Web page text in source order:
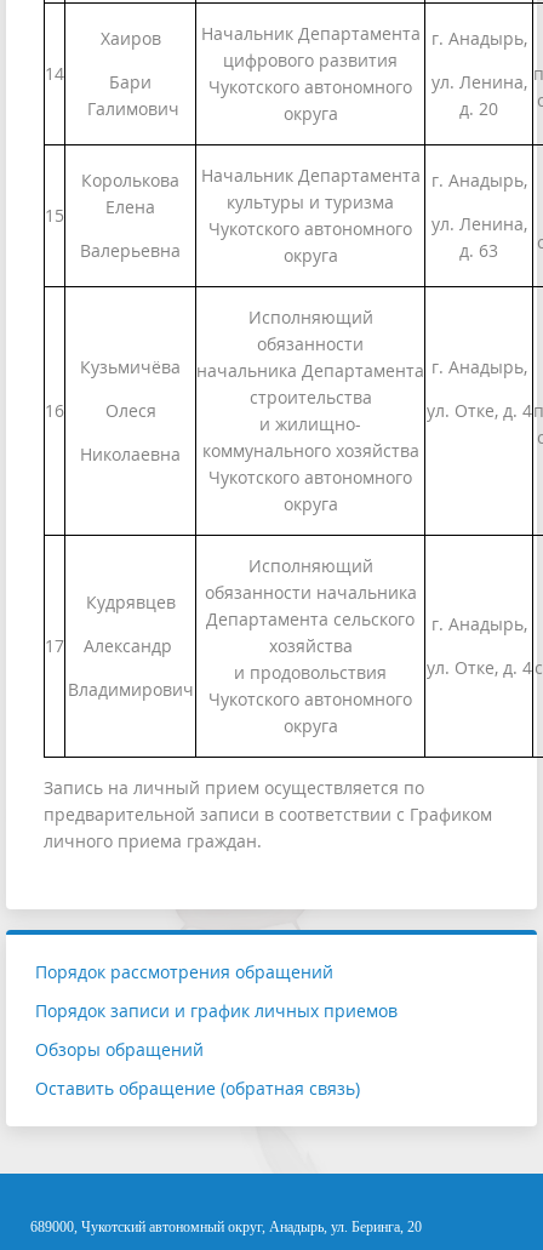
14
Хаиров
Бари
Галимович
Начальник Департамента
цифрового развития
Чукотского автономного
округа
г. Анадырь,
ул. Ленина,
д. 20
15
Королькова
Елена
Валерьевна
Начальник Департамента
культуры и туризма
Чукотского автономного
округа
г. Анадырь,
ул. Ленина,
д. 63
16
Кузьмичёва
Олеся
Николаевна
Исполняющий
обязанности
начальника Департамента
строительства
и жилищно-
коммунального хозяйства
Чукотского автономного
округа
г. Анадырь,
ул. Отке, д. 4
17
Кудрявцев
Александр
Владимирович
Исполняющий
обязанности начальника
Департамента сельского
хозяйства
и продовольствия
Чукотского автономного
округа
г. Анадырь,
ул. Отке, д. 4
Запись на личный прием осуществляется по
предварительной записи в соответствии с Графиком
личного приема граждан.
Порядок рассмотрения обращений
Порядок записи и график личных приемов
Обзоры обращений
Оставить обращение (обратная связь)
689000, Чукотский автономный округ, Анадырь, ул. Беринга, 20